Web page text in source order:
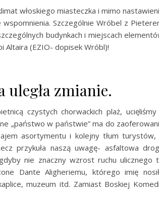
włoskiego miasteczka i mimo
Szczególnie Wróbel z
budynkach i miejscach
Altaira (EZIO- dopisek Wróbl)!
uległa zmianie.
czystych chorwackich plaż, ucięliśmy
„państwo w państwie” ma do
asortymentu i kolejny tłum turystów,
przykuła naszą uwagę- asfaltowa
nie znaczny wzrost ruchu ulicznego
Dante Aligheriemu, którego imię
muzeum itd. Zamiast Boskiej